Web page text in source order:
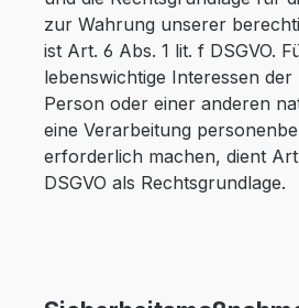
zur Wahrung unserer
ist Art. 6 Abs. 1 lit. f DSGVO.
lebenswichtige Interessen
Person oder einer anderen
eine Verarbeitung
erforderlich machen, dient
DSGVO als Rechtsgrundlage.